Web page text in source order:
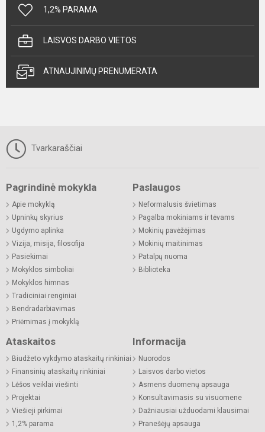
1,2% PARAMA
LAISVOS DARBO VIETOS
ATNAUJINIMŲ PRENUMERATA
Tvarkaraščiai
Pagrindinė mokykla
Apie mokyklą
Upninkų skyrius
Ugdymo aplinka
Vizija, misija, filosofija
Pasiekimai
Mokyklos simboliai
Mokyklos himnas
Tradiciniai renginiai
Bendradarbiavimas
Priėmimas į mokyklą
Paslaugos
Neformalusis švietimas
Pagalba mokiniams ir tėvams
Mokinių pavėžėjimas
Mokinių maitinimas
Patalpų nuoma
Biblioteka
Ataskaitos
Biudžeto vykdymo ataskaitų rinkiniai
Finansinių ataskaitų rinkiniai
Lėšos veiklai viešinti
Projektai
Viešieji pirkimai
1,2% parama
Informacija
Nuorodos
Laisvos darbo vietos
Asmens duomenų apsauga
Konsultavimasis su visuomene
Dažniausiai užduodami klausimai
Pranešėjų apsauga